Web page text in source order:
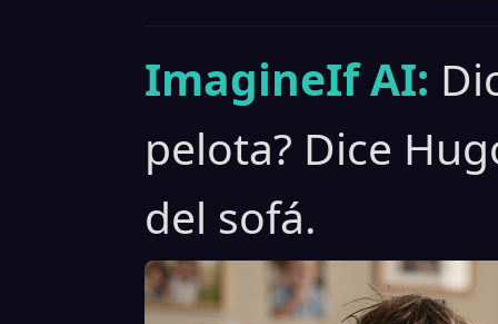
ImagineIf AI:
pelota? Dice
del sofá.